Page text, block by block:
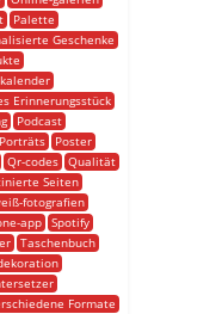
Palette
Geschenke
Erinnerungsstück
Podcast
Porträts
Poster
Qr-codes Qualität
Seiten
fotografien
app Spotify
Taschenbuch
Formate